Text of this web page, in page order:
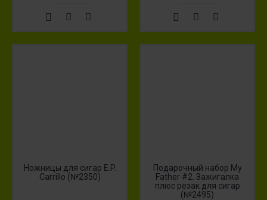
Ножницы для сигар E.P.
Carrillo (№2350)
Подарочный набор My
Father #2. Зажигалка
плюс резак для сигар
(№2495)